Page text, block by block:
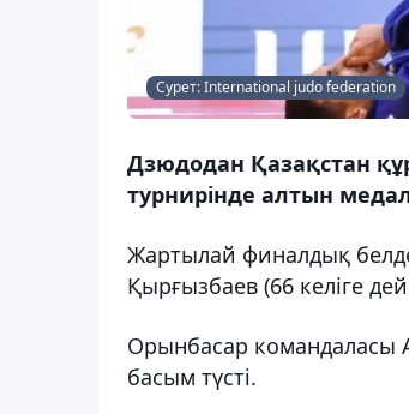
Сурет: International judo federation
Дзюдодан Қазақстан
турнирінде алтын
Жартылай финалдық
Қырғызбаев (66 келіге
Орынбасар командаласы
басым түсті.